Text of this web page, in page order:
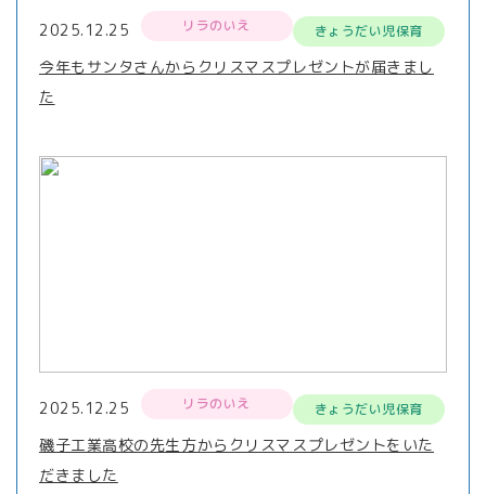
2025.12.25 リラのいえ きょうだい児保育
今年もサンタさんからクリスマスプレゼントが届きまし
た
2025.12.25 リラのいえ きょうだい児保育
磯子工業高校の先生方からクリスマスプレゼントをいた
だきました